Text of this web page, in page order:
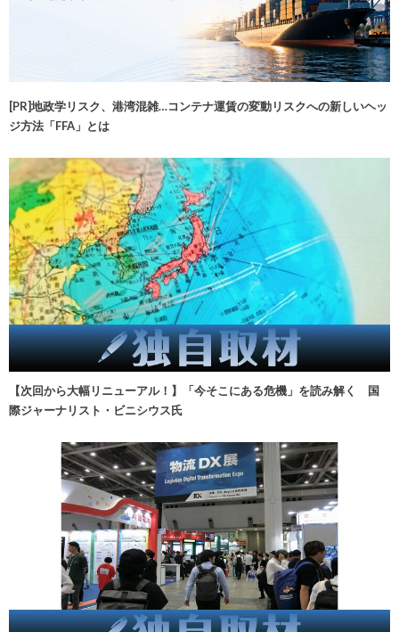
[PR]地政学リスク、港湾混雑…コンテナ運賃の変動リスクへの新しいヘッ
ジ方法「FFA」とは
【次回から大幅リニューアル！】「今そこにある危機」を読み解く 国
際ジャーナリスト・ビニシウス氏